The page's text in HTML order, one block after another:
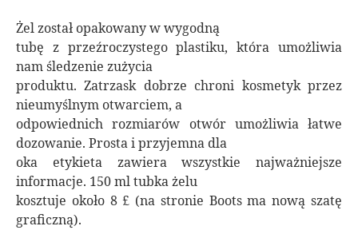
Żel został opakowany w wygodną
tubę z przeźroczystego plastiku, która umożliwia
nam śledzenie zużycia
produktu. Zatrzask dobrze chroni kosmetyk przez
nieumyślnym otwarciem, a
odpowiednich rozmiarów otwór umożliwia łatwe
dozowanie. Prosta i przyjemna dla
oka etykieta zawiera wszystkie najważniejsze
informacje. 150 ml tubka żelu
kosztuje około 8 £ (na stronie Boots ma nową szatę
graficzną).